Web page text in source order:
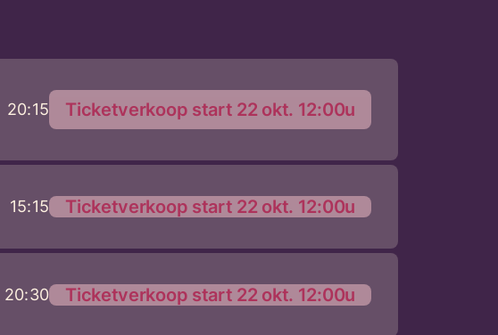
20:15 Ticketverkoop start 22 okt. 12:00u
15:15 Ticketverkoop start 22 okt. 12:00u
20:30 Ticketverkoop start 22 okt. 12:00u